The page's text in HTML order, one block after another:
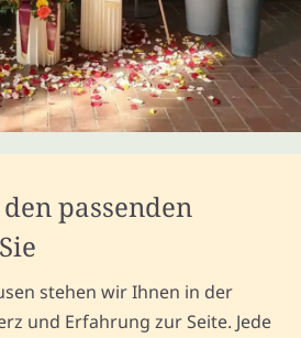
passenden
stehen wir Ihnen in der
und Erfahrung zur Seite. Jede